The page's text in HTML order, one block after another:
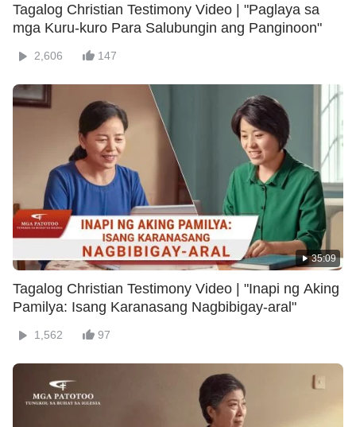
Tagalog Christian Testimony Video | "Paglaya sa
mga Kuru-kuro Para Salubungin ang Panginoon"
2,606 147
35:09
Tagalog Christian Testimony Video | "Inapi ng Aking
Pamilya: Isang Karanasang Nagbibigay-aral"
1,562 97